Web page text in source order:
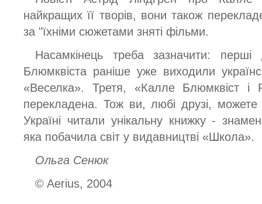
найкращих її творів, вони також
за "їхніми сюжетами зняті фільми.
Насамкінець треба зазначити: перші
Блюмквіста раніше уже виходили
«Веселка». Третя, «Калле Блюмквіст
перекладена. Тож ви, любі друзі,
Україні читали унікальну книжку -
яка побачила світ у видавництві «Школа».
Ольга Сенюк
© Aerius, 2004